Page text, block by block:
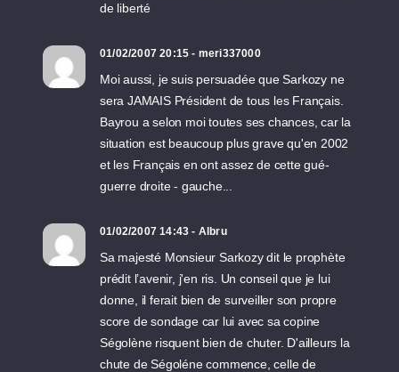
de liberté
01/02/2007 20:15 - meri337000
Moi aussi, je suis persuadée que Sarkozy ne
sera JAMAIS Président de tous les Français.
Bayrou a selon moi toutes ses chances, car la
situation est beaucoup plus grave qu'en 2002
et les Français en ont assez de cette gué-
guerre droite - gauche...
01/02/2007 14:43 - Albru
Sa majesté Monsieur Sarkozy dit le prophète
prédit l’avenir, j'en ris. Un conseil que je lui
donne, il ferait bien de surveiller son propre
score de sondage car lui avec sa copine
Ségolène risquent bien de chuter. D'ailleurs la
chute de Ségoléne commence, celle de